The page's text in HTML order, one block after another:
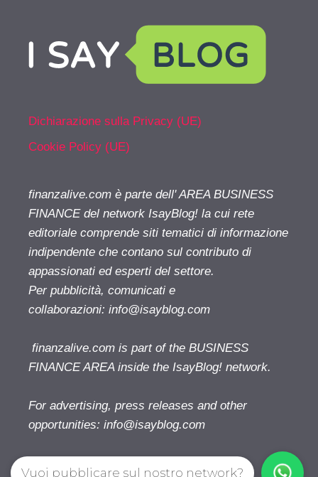
Dichiarazione sulla Privacy (UE)
Cookie Policy (UE)
finanzalive.com è parte dell' AREA BUSINESS
FINANCE del network IsayBlog! la cui rete
editoriale comprende siti tematici di informazione
indipendente che contano sul contributo di
appassionati ed esperti del settore.
Per pubblicità, comunicati e
collaborazioni: info@isayblog.com
finanzalive.com is part of the BUSINESS
FINANCE AREA inside the IsayBlog! network.
For advertising, press releases and other
opportunities: info@isayblog.com
Vuoi pubblicare sul nostro network?